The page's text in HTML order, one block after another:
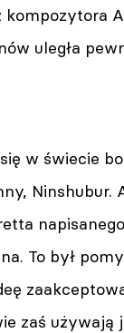
uległa
w świecie
Ninshubur.
To był
zaś